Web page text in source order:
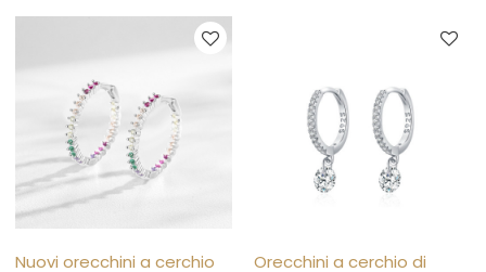
Nuovi orecchini a cerchio
Orecchini a cerchio di